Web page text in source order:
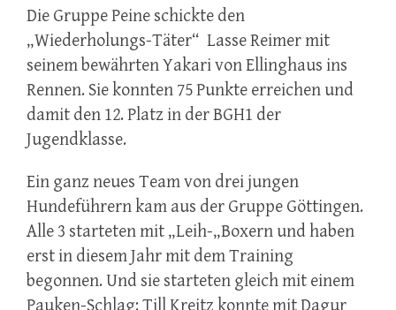
Die Gruppe Peine schickte den
„Wiederholungs-Täter“ Lasse Reimer mit
seinem bewährten Yakari von Ellinghaus ins
Rennen. Sie konnten 75 Punkte erreichen und
damit den 12. Platz in der BGH1 der
Jugendklasse.
Ein ganz neues Team von drei jungen
Hundeführern kam aus der Gruppe Göttingen.
Alle 3 starteten mit „Leih-„Boxern und haben
erst in diesem Jahr mit dem Training
begonnen. Und sie starteten gleich mit einem
Pauken-Schlag: Till Kreitz konnte mit Dagur